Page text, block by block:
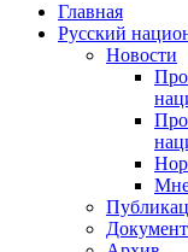
Главная
Русский
Новости